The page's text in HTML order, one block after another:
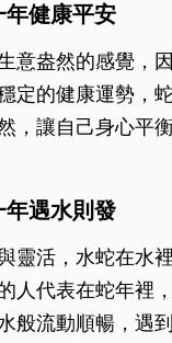
健康平安
意盎然的感覺，
定的健康運勢，
，讓自己身心平
遇水則發
靈活，水蛇在水
人代表在蛇年裡
般流動順暢，遇